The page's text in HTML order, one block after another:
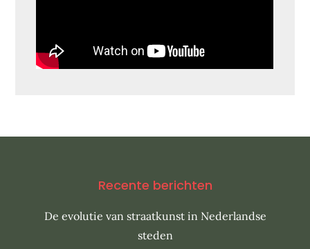
Recente berichten
De evolutie van straatkunst in Nederlandse
steden